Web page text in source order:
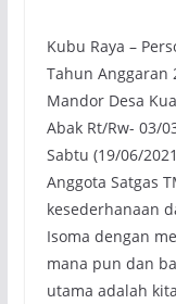
Kubu Raya –
Tahun Anggaran
Mandor Desa
Abak Rt/Rw- 03/
Sabtu (19/06/
Anggota Satgas
kesederhanaan
Isoma dengan
mana pun dan
utama adalah